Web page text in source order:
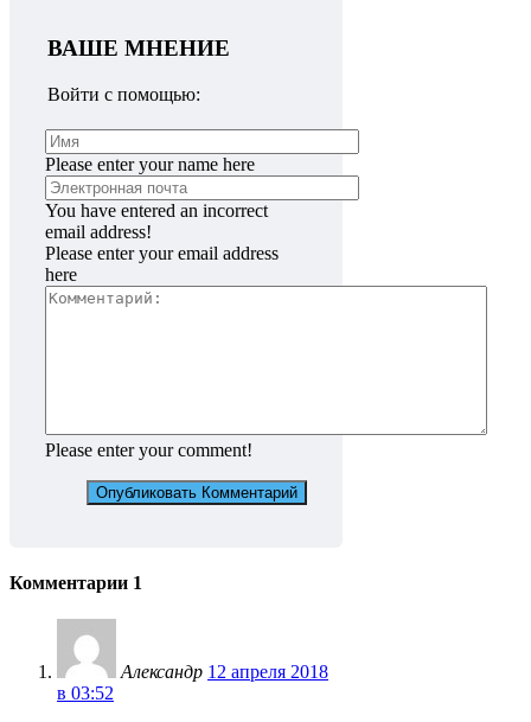
ВАШЕ МНЕНИЕ
Войти с помощью:
Please enter your name here
You have entered an incorrect
email address!
Please enter your email address
here
Please enter your comment!
Комментарии 1
Александр 12 апреля 2018
в 03:52